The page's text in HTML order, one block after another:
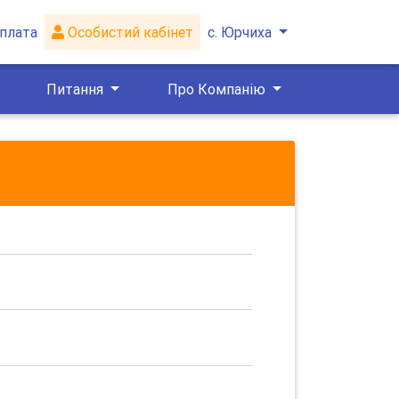
Особистий кабінет с. Юрчиха
Питання Про Компанію